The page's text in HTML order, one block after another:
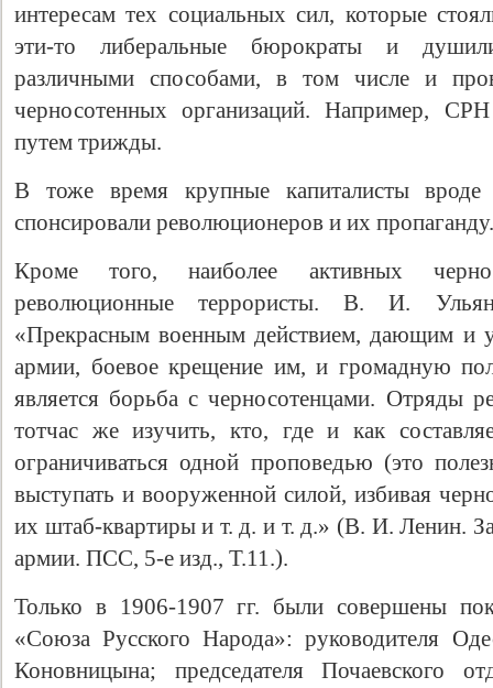
интересам тех социальных сил, которые
эти-то либеральные бюрократы и
различными способами, в том числе и
черносотенных организаций. Например, СРН
путем трижды.
В тоже время крупные капиталисты
спонсировали революционеров и их пропаганду.
Кроме того, наиболее активных
революционные террористы. В. И.
«Прекрасным военным действием, дающим и
армии, боевое крещение им, и громадную
является борьба с черносотенцами. Отряды
тотчас же изучить, кто, где и как
ограничиваться одной проповедью (это
выступать и вооруженной силой, избивая
их штаб-квартиры и т. д. и т. д.» (В. И. Ленин.
армии. ПСС, 5-е изд., Т.11.).
Только в 1906-1907 гг. были совершены
«Союза Русского Народа»: руководителя
Коновницына; председателя Почаевского